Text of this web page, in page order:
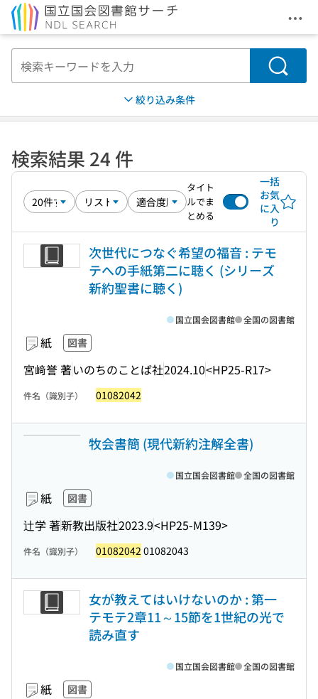
メ
検索
絞り込み条件
検索結果 24 件
タイト
ルでま
とめる
一括
お気
に入
り
次世代につなぐ希望の福音 : テモ
テへの手紙第二に聴く (シリーズ
新約聖書に聴く)
紙 図書
宮﨑誉 著いのちのことば社2024.10<HP25-R17>
国立国会図書館 全国の図書館
件名（識別子） 01082042
牧会書簡 (現代新約注解全書)
紙 図書
辻学 著新教出版社2023.9<HP25-M139>
国立国会図書館 全国の図書館
件名（識別子） 01082042 01082043
女が教えてはいけないのか : 第一
テモテ2章11～15節を1世紀の光で
読み直す
紙 図書
国立国会図書館 全国の図書館